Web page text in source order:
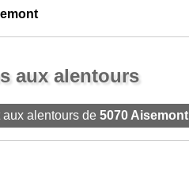
aux alentours
alentours de 5070 Aisemont